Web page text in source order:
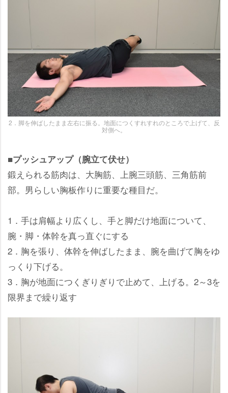
2．脚を伸ばしたまま左右に振る。地面につくすれすれのところで上げて、反
対側へ。
■プッシュアップ（腕立て伏せ）
鍛えられる筋肉は、大胸筋、上腕三頭筋、三角筋前
部。男らしい胸板作りに重要な種目だ。
1．手は肩幅より広くし、手と脚だけ地面について、
腕・脚・体幹を真っ直ぐにする
2．胸を張り、体幹を伸ばしたまま、腕を曲げて胸をゆ
っくり下げる。
3．胸が地面につくぎりぎりで止めて、上げる。2～3を
限界まで繰り返す